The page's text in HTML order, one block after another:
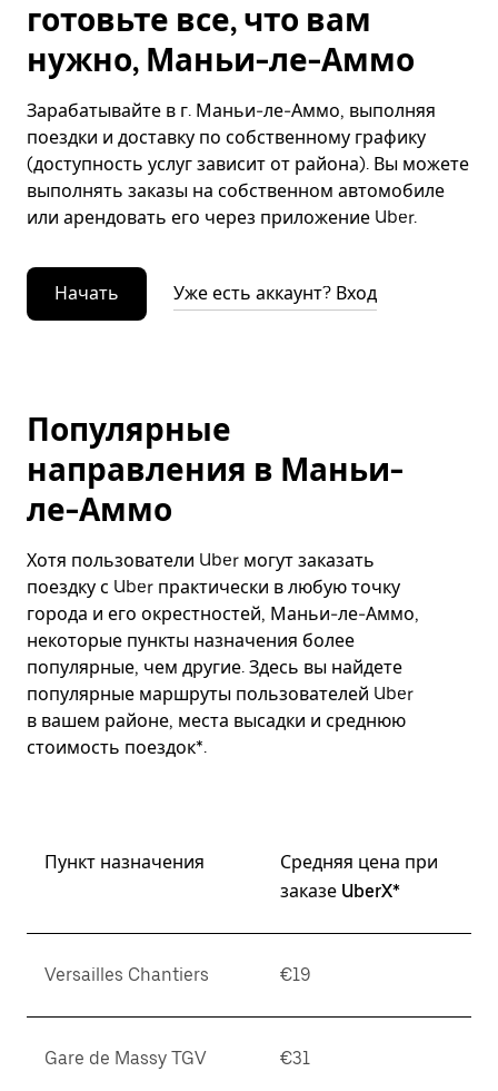
готовьте все, что вам
нужно, Маньи-ле-Аммо
Зарабатывайте в г. Маньи-ле-Аммо, выполняя
поездки и доставку по собственному графику
(доступность услуг зависит от района). Вы можете
выполнять заказы на собственном автомобиле
или арендовать его через приложение Uber.
Начать Уже есть аккаунт? Вход
Популярные
направления в Маньи-
ле-Аммо
Хотя пользователи Uber могут заказать
поездку с Uber практически в любую точку
города и его окрестностей, Маньи-ле-Аммо,
некоторые пункты назначения более
популярные, чем другие. Здесь вы найдете
популярные маршруты пользователей Uber
в вашем районе, места высадки и среднюю
стоимость поездок*.
Пункт назначения
Средняя цена при
заказе UberX*
Versailles Chantiers €19
Gare de Massy TGV €31